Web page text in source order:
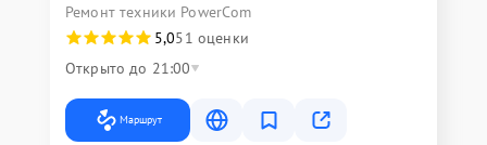
Ремонт техники PowerCom
5,051 оценки
Открыто до 21:00
Маршрут